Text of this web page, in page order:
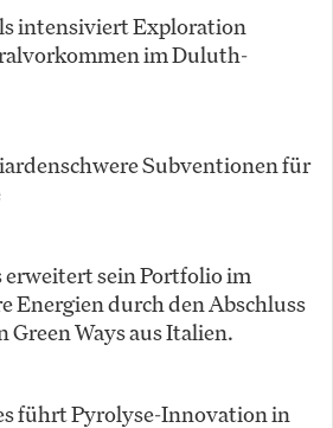
intensiviert Exploration
im Duluth-
Subventionen für
sein Portfolio im
Energien durch den Abschluss
Green Ways aus Italien.
führt Pyrolyse-Innovation in